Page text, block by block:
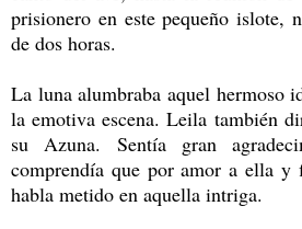
prisionero en este pequeño islote,
de dos horas.
La luna alumbraba aquel hermoso
la emotiva escena. Leila también
su Azuna. Sentía gran
comprendía que por amor a ella
habla metido en aquella intriga.